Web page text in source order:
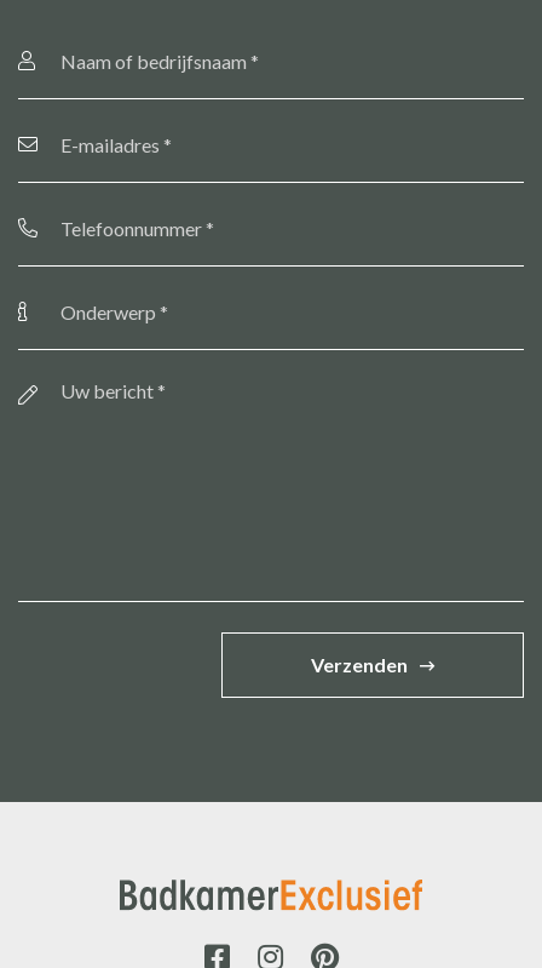
of
mailadres *
Verzenden